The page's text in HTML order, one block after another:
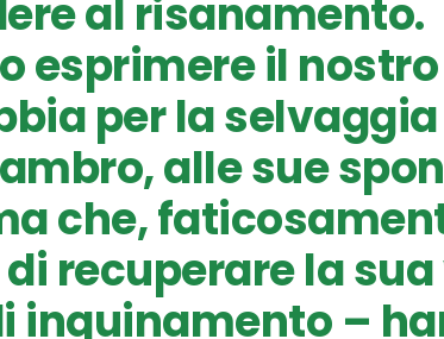
al risanamento.
esprimere il
per la
alle sue
che,
recuperare la
inquinamento –